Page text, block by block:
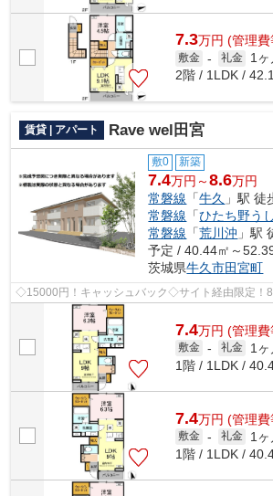
7.3万円 (管理
敷金 - 礼金
1ヶ
2階 / 1LDK /
賃貸 | アパート Rave wel田宮
敷0 新築
7.4万円～8.6万円
常磐線 「牛久 」駅 徒
常磐線 「ひたち野う
常磐線 「荒川沖 」駅
予定 / 40.44㎡～
茨城県牛久市田宮町
◇15000円！キャッシュバック◇サイト経由限定！
7.4万円 (管理
敷金 - 礼金
1ヶ
1階 / 1LDK /
7.4万円 (管理
敷金 - 礼金
1ヶ
1階 / 1LDK /